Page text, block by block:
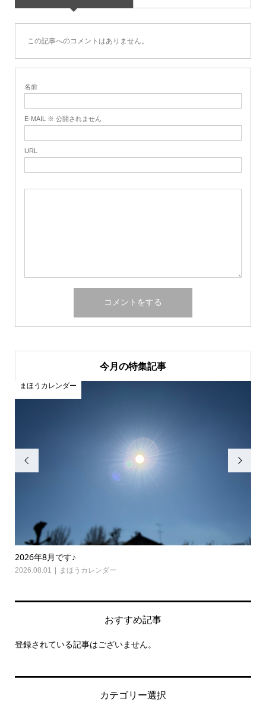
この記事へのコメントはありません。
名前
E-MAIL ※ 公開されません
URL
今月の特集記事

2026年8月です♪
2026.08.01 まほうカレンダー
まほうカレンダー

おすすめ記事
登録されている記事はございません。
カテゴリー選択